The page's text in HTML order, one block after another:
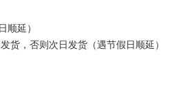
顺延）
货，否则次日发货（遇节假日顺延）